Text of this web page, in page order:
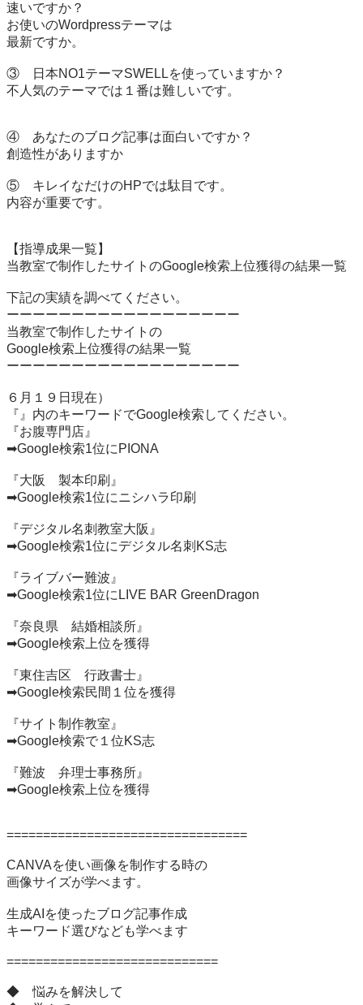
速いですか？
お使いのWordpressテーマは
最新ですか。
③　日本NO1テーマSWELLを使っていますか？
不人気のテーマでは１番は難しいです。
④　あなたのブログ記事は面白いですか？
創造性がありますか
⑤　キレイなだけのHPでは駄目です。
内容が重要です。
【指導成果一覧】
当教室で制作したサイトのGoogle検索上位獲得の結果一覧
下記の実績を調べてください。
ーーーーーーーーーーーーーーーーーー
当教室で制作したサイトの
Google検索上位獲得の結果一覧
ーーーーーーーーーーーーーーーーーー
６月１９日現在）
『』内のキーワードでGoogle検索してください。
『お腹専門店』
➡Google検索1位にPIONA
『大阪　製本印刷』
➡Google検索1位にニシハラ印刷
『デジタル名刺教室大阪』
➡Google検索1位にデジタル名刺KS志
『ライブバー難波』
➡Google検索1位にLIVE BAR GreenDragon
『奈良県　結婚相談所』
➡Google検索上位を獲得
『東住吉区　行政書士』
➡Google検索民間１位を獲得
『サイト制作教室』
➡Google検索で１位KS志
『難波　弁理士事務所』
➡Google検索上位を獲得
=================================
CANVAを使い画像を制作する時の
画像サイズが学べます。
生成AIを使ったブログ記事作成
キーワード選びなども学べます
=============================
◆　悩みを解決して